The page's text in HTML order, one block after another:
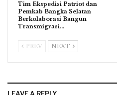
Tim Ekspedisi Patriot dan
Pemkab Bangka Selatan
Berkolaborasi Bangun
Transmigrasi…
PREV NEXT